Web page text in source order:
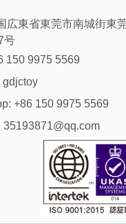
広東省東莞市南城街東
号
150 9975 5569
gdjctoy
+86 150 9975 5569
35193871@qq.com